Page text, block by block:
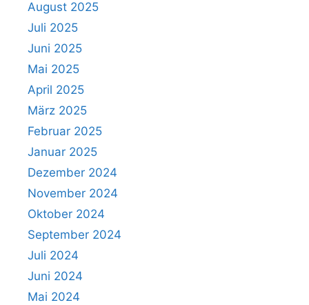
August 2025
Juli 2025
Juni 2025
Mai 2025
April 2025
März 2025
Februar 2025
Januar 2025
Dezember 2024
November 2024
Oktober 2024
September 2024
Juli 2024
Juni 2024
Mai 2024